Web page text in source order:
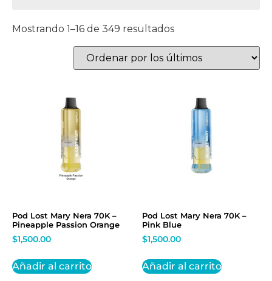
Mostrando 1–16 de 349 resultados
Pod Lost Mary Nera 70K –
Pineapple Passion Orange
$1,500.00
Añadir al carrito
Pod Lost Mary Nera 70K –
Pink Blue
$1,500.00
Añadir al carrito